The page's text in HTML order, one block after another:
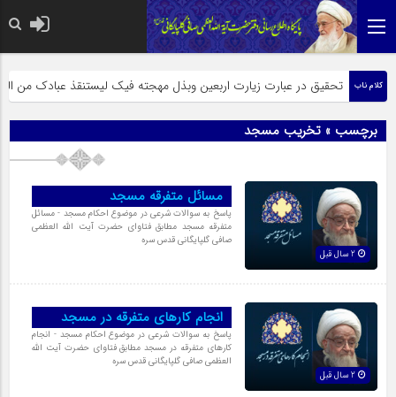
از فرزندان مرا انکار کند، پس همانا مرا انکار کرده است - مصدر کتاب منتخب الاثر
کلام ناب تحقیق در عبارت زیارت اربعین وبذل مهجته فیک لیستنقذ عبادک من
برچسب » تخریب مسجد
مسائل متفرقه مسجد
پاسخ به سوالات شرعی در موضوع احکام مسجد - مسائل
متفرقه مسجد مطابق فتاوای حضرت آیت الله العظمی
صافی گلپایگانی قدس سره
انجام کارهای متفرقه در مسجد
پاسخ به سوالات شرعی در موضوع احکام مسجد - انجام
کارهای متفرقه در مسجد مطابق فتاوای حضرت آیت الله
العظمی صافی گلپایگانی قدس سره